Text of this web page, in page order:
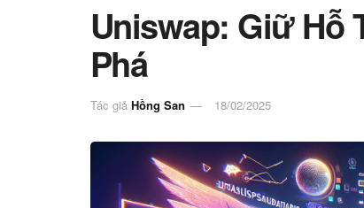
Uniswap: Giữ Hỗ
Phá
Tác giả Hồng San 18/02/2025